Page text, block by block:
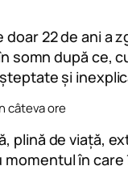
22 de ani a
somn după ce,
și
câteva ore
plină de viață,
în